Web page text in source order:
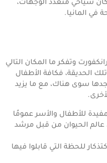
سياحي متعدد الوجهات،
في المانيا.
وتفكر ما المكان التالي
الحديقة، فكافة الأطفال
تجدها سوى هناك، مع ما يزيد
للأطفال والأسر عمومًا
عالم الحيوان من قبل مرشد
للحظة التي قابلوا فيها